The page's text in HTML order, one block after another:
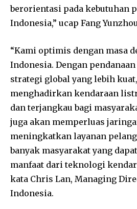
berorientasi pada kebutuhan
Indonesia,” ucap Fang
“Kami optimis dengan masa
Indonesia. Dengan
strategi global yang lebih
menghadirkan kendaraan
dan terjangkau bagi
juga akan memperluas
meningkatkan layanan
banyak masyarakat yang
manfaat dari teknologi
kata Chris Lan, Managing
Indonesia.